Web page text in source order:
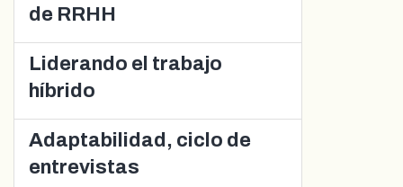
de RRHH
Liderando el trabajo
híbrido
Adaptabilidad, ciclo de
entrevistas